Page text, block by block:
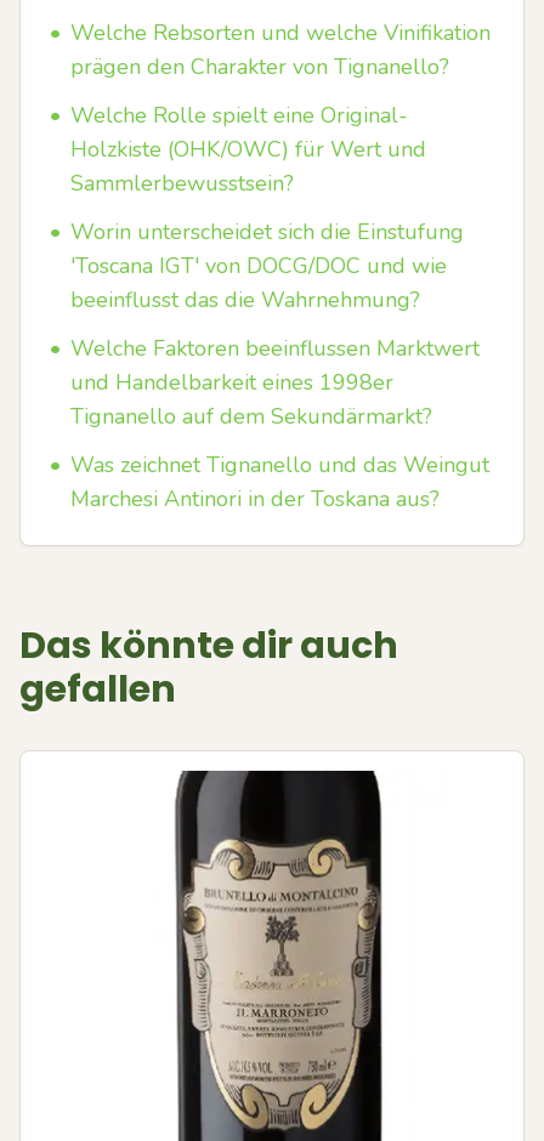
• Welche Rebsorten und welche Vinifikation
prägen den Charakter von Tignanello?
• Welche Rolle spielt eine Original-
Holzkiste (OHK/OWC) für Wert und
Sammlerbewusstsein?
• Worin unterscheidet sich die Einstufung
'Toscana IGT' von DOCG/DOC und wie
beeinflusst das die Wahrnehmung?
• Welche Faktoren beeinflussen Marktwert
und Handelbarkeit eines 1998er
Tignanello auf dem Sekundärmarkt?
• Was zeichnet Tignanello und das Weingut
Marchesi Antinori in der Toskana aus?
Das könnte dir auch
gefallen